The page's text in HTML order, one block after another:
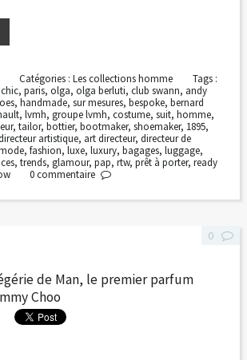
Catégories : Les collections homme
Tags :
chic, paris, olga, olga berluti, club swann, andy
, handmade, sur mesures, bespoke, bernard
, lvmh, groupe lvmh, costume, suit, homme,
, tailor, bottier, bootmaker, shoemaker, 1895,
artistique, art directeur, directeur de
, fashion, luxe, luxury, bagages, luggage,
, trends, glamour, pap, rtw, prêt à porter, ready
0commentaire
de Man, le premier parfum
Choo
0